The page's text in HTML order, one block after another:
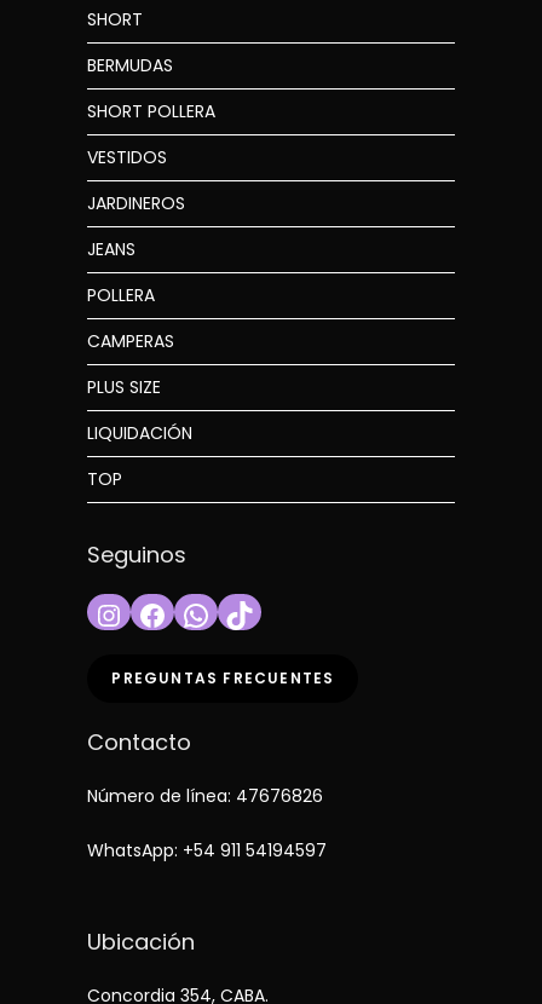
SHORT
BERMUDAS
SHORT POLLERA
VESTIDOS
JARDINEROS
JEANS
POLLERA
CAMPERAS
PLUS SIZE
LIQUIDACIÓN
TOP
Seguinos
InstagramFacebookWhatsApp
TikTok
PREGUNTAS FRECUENTES
Contacto
Número de línea: 47676826
WhatsApp: +54 911 54194597
Ubicación
Concordia 354, CABA.